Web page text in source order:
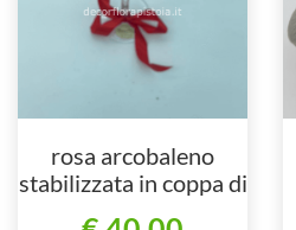
rosa arcobaleno
stabilizzata in coppa di